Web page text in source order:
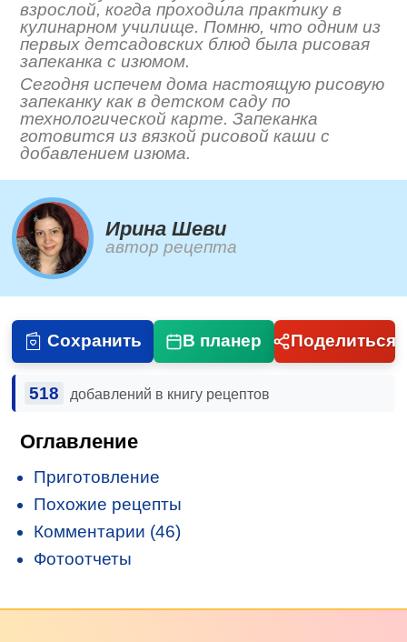
взрослой, когда проходила практику в
кулинарном училище. Помню, что одним из
первых детсадовских блюд была рисовая
запеканка с изюмом.
Сегодня испечем дома настоящую рисовую
запеканку как в детском саду по
технологической карте. Запеканка
готовится из вязкой рисовой каши с
добавлением изюма.
Ирина Шеви
автор рецепта
Сохранить В планер Поделиться
518 добавлений в книгу рецептов
Оглавление
Приготовление
Похожие рецепты
Комментарии (46)
Фотоотчеты